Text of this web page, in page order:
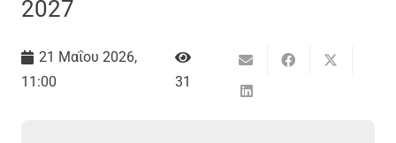
2027
21 Μαΐου 2026,
11:00
31